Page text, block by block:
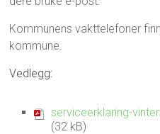
Kommunens vakttelefoner
kommune.
Vedlegg:
serviceerklaring-
(32 kB)